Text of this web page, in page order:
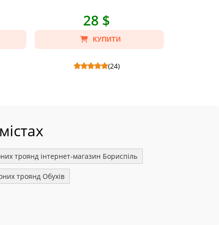
28 $
КУПИТИ
(24)
троянд інтернет-магазин Бориспіль
троянд Обухів